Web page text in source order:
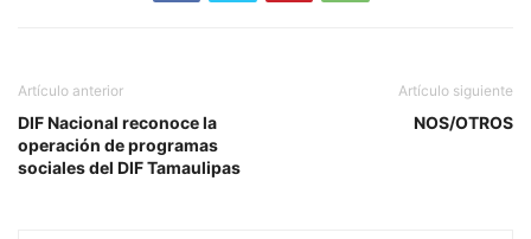
Artículo anterior
DIF Nacional reconoce la
operación de programas
sociales del DIF Tamaulipas
Artículo siguiente
NOS/OTROS